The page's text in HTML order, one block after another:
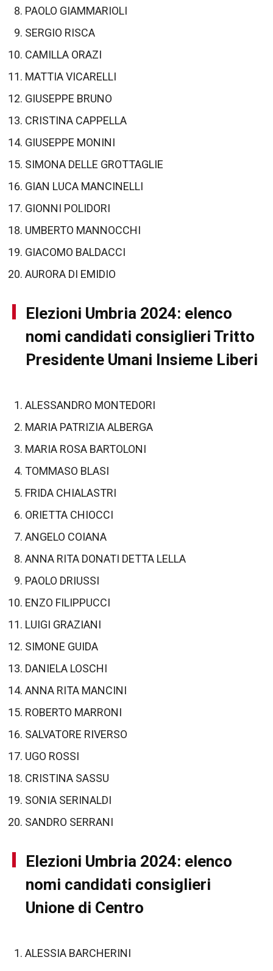
PAOLO GIAMMARIOLI
SERGIO RISCA
CAMILLA ORAZI
MATTIA VICARELLI
GIUSEPPE BRUNO
CRISTINA CAPPELLA
GIUSEPPE MONINI
SIMONA DELLE GROTTAGLIE
GIAN LUCA MANCINELLI
GIONNI POLIDORI
UMBERTO MANNOCCHI
GIACOMO BALDACCI
AURORA DI EMIDIO
Elezioni Umbria 2024: elenco
nomi candidati consiglieri Tritto
Presidente Umani Insieme Liberi
ALESSANDRO MONTEDORI
MARIA PATRIZIA ALBERGA
MARIA ROSA BARTOLONI
TOMMASO BLASI
FRIDA CHIALASTRI
ORIETTA CHIOCCI
ANGELO COIANA
ANNA RITA DONATI DETTA LELLA
PAOLO DRIUSSI
ENZO FILIPPUCCI
LUIGI GRAZIANI
SIMONE GUIDA
DANIELA LOSCHI
ANNA RITA MANCINI
ROBERTO MARRONI
SALVATORE RIVERSO
UGO ROSSI
CRISTINA SASSU
SONIA SERINALDI
SANDRO SERRANI
Elezioni Umbria 2024: elenco
nomi candidati consiglieri
Unione di Centro
ALESSIA BARCHERINI